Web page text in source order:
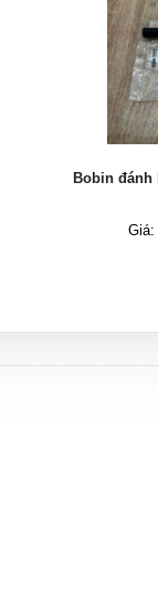
Bobin đánh
Giá: